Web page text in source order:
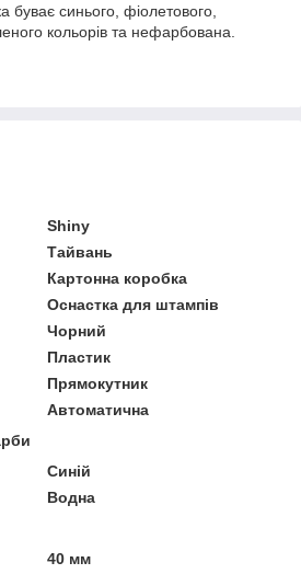
буває синього, фіолетового,
кольорів та нефарбована.
Shiny
Тайвань
Картонна коробка
Оснастка для штампів
Чорний
Пластик
Прямокутник
Автоматична
Синій
Водна
40 мм